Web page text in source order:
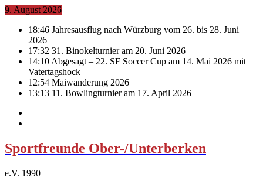
9. August 2026
18:46 Jahresausflug nach Würzburg vom 26. bis 28. Juni
2026
17:32 31. Binokelturnier am 20. Juni 2026
14:10 Abgesagt – 22. SF Soccer Cup am 14. Mai 2026 mit
Vatertagshock
12:54 Maiwanderung 2026
13:13 11. Bowlingturnier am 17. April 2026
Sportfreunde Ober-/Unterberken
e.V. 1990